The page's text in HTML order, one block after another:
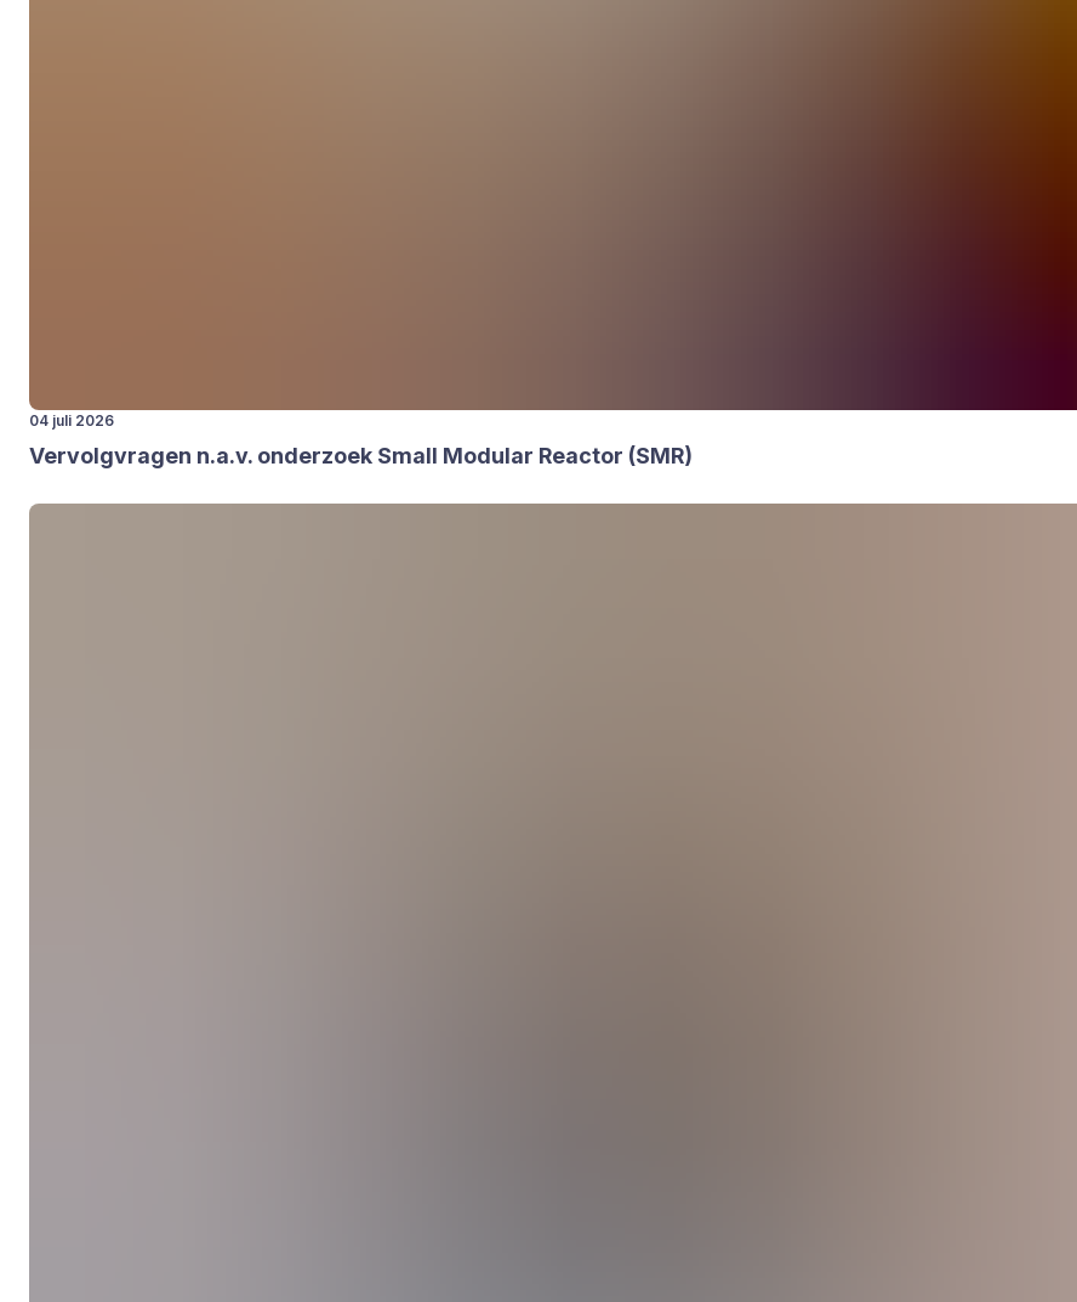
04 juli 2026
Ver­volg­vra­gen n.a.v. onder­zoek Small Modu­lar Reac­tor (SMR)